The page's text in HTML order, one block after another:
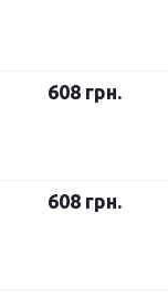
608 грн.
608 грн.